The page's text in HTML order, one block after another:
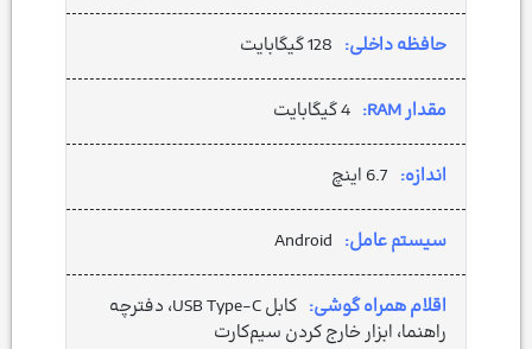
حافظه داخلی: 128 گیگابایت
مقدار RAM: 4 گیگابایت
اندازه: 6.7 اینچ
سیستم عامل: Android
اقلام همراه گوشی:
کابل USB Type-C، دفترچه
راهنما، ابزار خارج کردن سیم‌کارت